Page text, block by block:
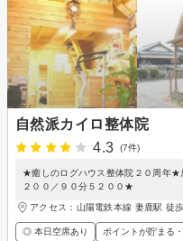
自然派カイロ整体院
4.3
(7件)
★癒しのログハウス整体院２０周年★
２００／９０分５２００★
アクセス：山陽電鉄本線 妻鹿駅 徒
◎ 本日空席あり ポイントが貯まる